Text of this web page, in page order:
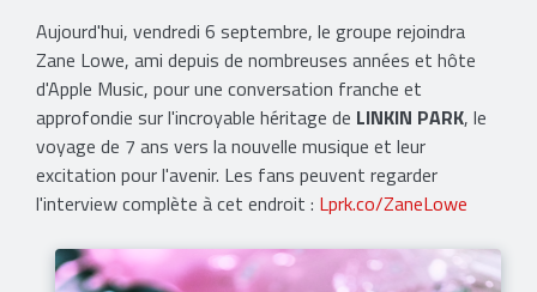
Aujourd'hui, vendredi 6 septembre, le groupe rejoindra
Zane Lowe, ami depuis de nombreuses années et hôte
d'Apple Music, pour une conversation franche et
approfondie sur l'incroyable héritage de LINKIN PARK, le
voyage de 7 ans vers la nouvelle musique et leur
excitation pour l'avenir. Les fans peuvent regarder
l'interview complète à cet endroit : Lprk.co/ZaneLowe